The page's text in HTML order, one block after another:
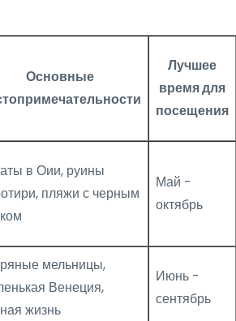
Основные
Лучшее
время для
посещения
в Оии, руины
пляжи с черным
Май -
октябрь
мельницы,
Венеция,
жизнь
Июнь -
сентябрь